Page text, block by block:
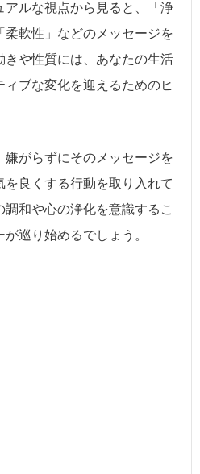
アルな視点から見ると、「浄
軟性」などのメッセージを
きや性質には、あなたの生活
ブな変化を迎えるためのヒ
がらずにそのメッセージを
良くする行動を取り入れて
和や心の浄化を意識するこ
巡り始めるでしょう。